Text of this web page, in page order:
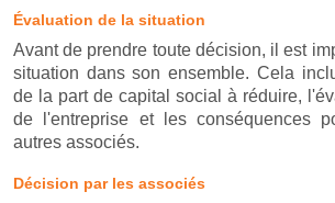
Évaluation de la situation
Avant de prendre toute décision, il est
situation dans son ensemble. Cela
de la part de capital social à réduire,
de l'entreprise et les conséquences
autres associés.
Décision par les associés